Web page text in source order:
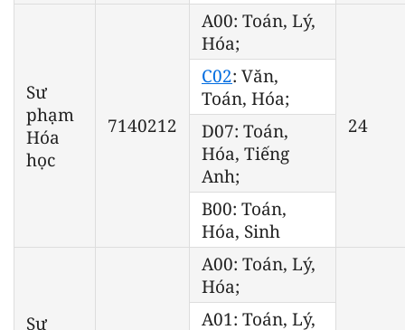
Sư
phạm
Hóa
học
7140212
A00: Toán, Lý,
Hóa;
24
C02: Văn,
Toán, Hóa;
D07: Toán,
Hóa, Tiếng
Anh;
B00: Toán,
Hóa, Sinh
Sư
A00: Toán, Lý,
Hóa;
A01: Toán, Lý,